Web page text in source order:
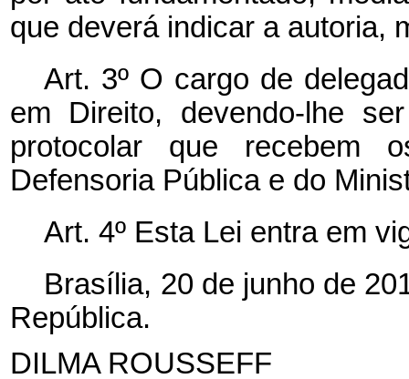
que deverá indicar a autoria,
Art. 3º O cargo de
em Direito, devendo-lhe
protocolar que recebem
Defensoria Pública e do
Art. 4º Esta Lei entra em
Brasília, 20 de junho de
República.
DILMA ROUSSEFF